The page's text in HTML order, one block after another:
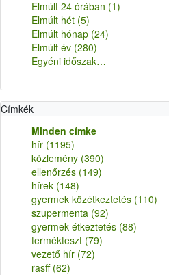
Elmúlt 24 órában (1)
Elmúlt hét (5)
Elmúlt hónap (24)
Elmúlt év (280)
Egyéni időszak…
Címkék
Minden címke
hír (1195)
közlemény (390)
ellenőrzés (149)
hírek (148)
gyermek közétkeztetés (110)
szupermenta (92)
gyermek étkeztetés (88)
termékteszt (79)
vezető hír (72)
rasff (62)